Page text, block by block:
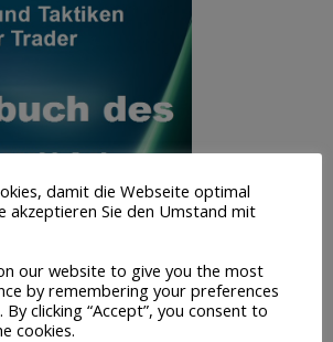
damit die Webseite optimal
akzeptieren Sie den Umstand mit
our website to give you the most
by remembering your preferences
clicking “Accept”, you consent to
cookies.